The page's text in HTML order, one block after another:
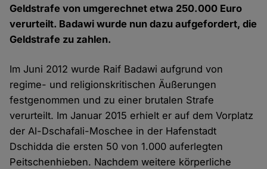
Geldstrafe von umgerechnet etwa 250.000 Euro
verurteilt. Badawi wurde nun dazu aufgefordert, die
Geldstrafe zu zahlen.
Im Juni 2012 wurde Raif Badawi aufgrund von
regime- und religionskritischen Äußerungen
festgenommen und zu einer brutalen Strafe
verurteilt. Im Januar 2015 erhielt er auf dem Vorplatz
der Al-Dschafali-Moschee in der Hafenstadt
Dschidda die ersten 50 von 1.000 auferlegten
Peitschenhieben. Nachdem weitere körperliche